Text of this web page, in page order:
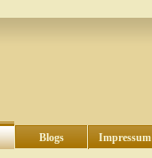
Blogs Impressum